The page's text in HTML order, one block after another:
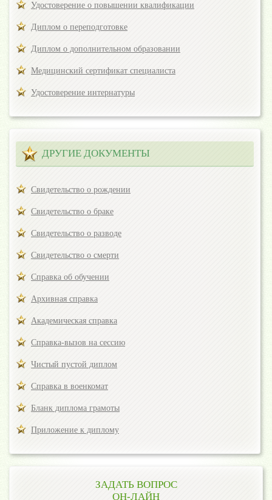
Удостоверение о повышении квалификации
Диплом о переподготовке
Диплом о дополнительном образовании
Медицинский сертификат специалиста
Удостоверение интернатуры
ДРУГИЕ ДОКУМЕНТЫ
Свидетельство о рождении
Свидетельство о браке
Свидетельство о разводе
Свидетельство о смерти
Справка об обучении
Архивная справка
Академическая справка
Справка-вызов на сессию
Чистый пустой диплом
Справка в военкомат
Бланк диплома грамоты
Приложение к диплому
ЗАДАТЬ ВОПРОС
ОН-ЛАЙН